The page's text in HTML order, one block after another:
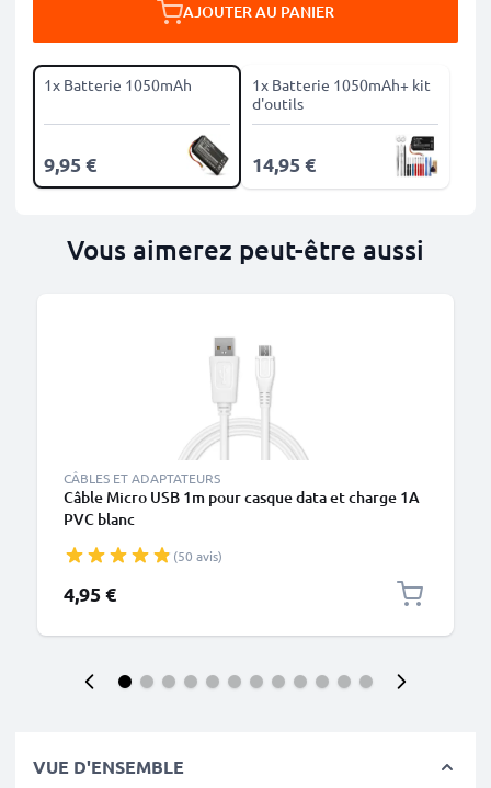
AJOUTER AU PANIER
1x Batterie 1050mAh
9,95 €
1x Batterie 1050mAh+ kit
d'outils
14,95 €
Vous aimerez peut-être aussi
CÂBLES ET ADAPTATEURS
Câble Micro USB 1m pour casque data et charge 1A
PVC blanc
(50 avis)
4,95 €
VUE D'ENSEMBLE